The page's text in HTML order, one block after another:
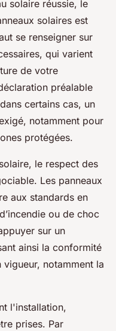
solaire réussie, le
solaires est
se renseigner sur
qui varient
de votre
préalable
certains cas, un
notamment pour
protégées.
le respect des
Les panneaux
aux standards en
ou de choc
sur un
ainsi la conformité
notamment la
l'installation,
prises. Par